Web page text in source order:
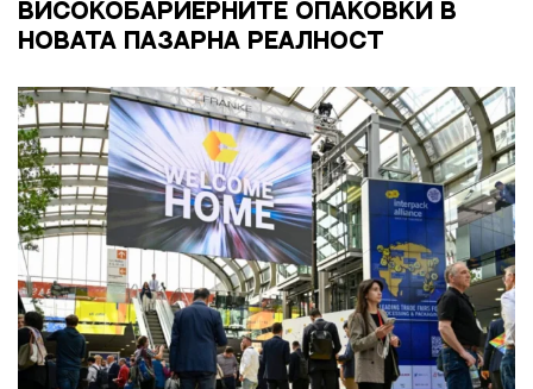
ВИСОКОБАРИЕPНИТЕ ОПАКОВКИ В
НОВАТА ПАЗАРНА РЕАЛНОСТ